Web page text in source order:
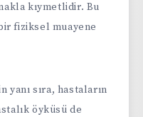
kıymetlidir. Bu
fiziksel muayene
yanı sıra, hastaların
öyküsü de